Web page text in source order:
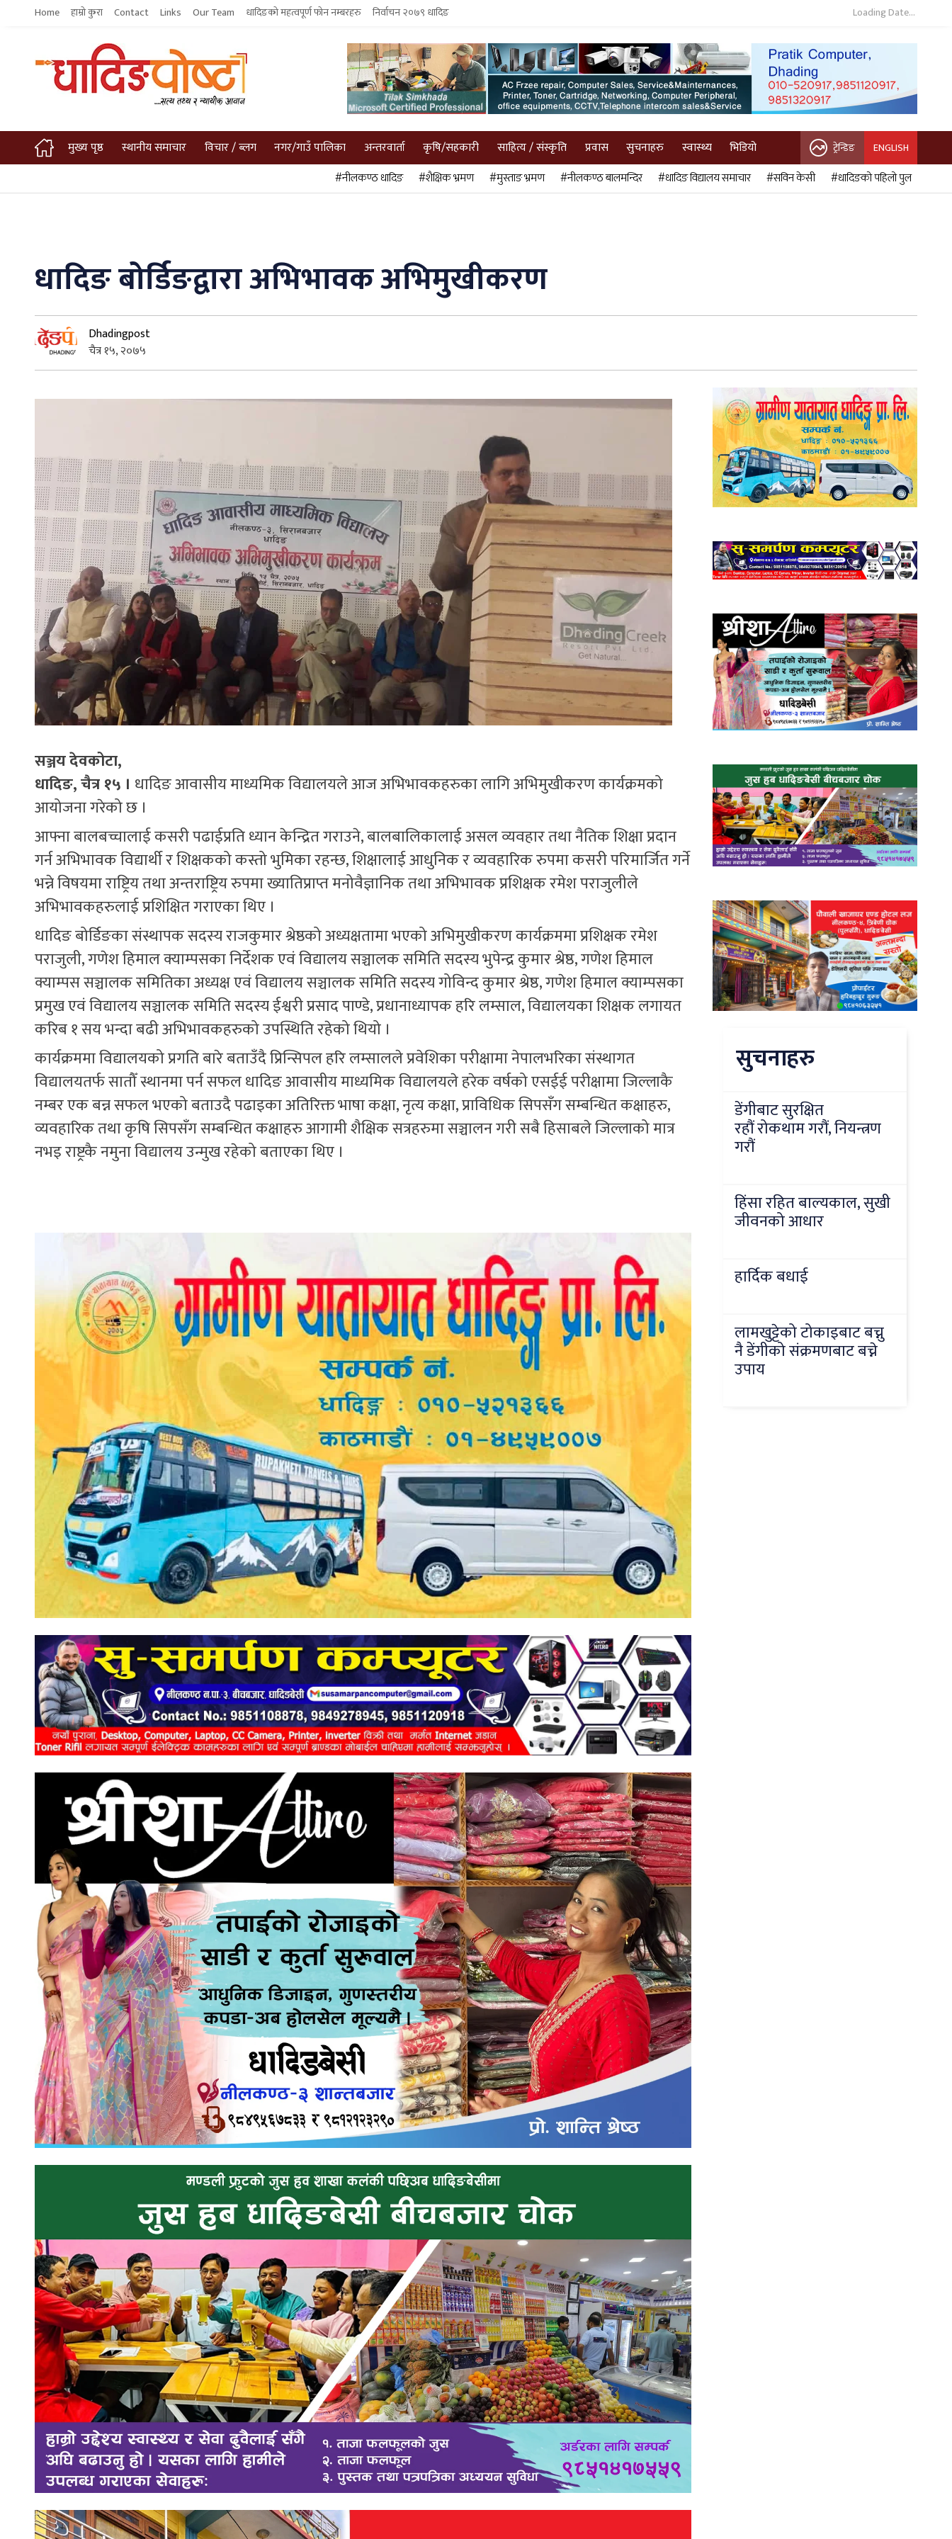
Home हाम्रो कुरा Contact Links Our Team धादिङको महत्वपूर्ण फोन नम्बरहरु निर्वाचन २०७९ धादिङ Loading Date...
मुख्य पृष्ठ स्थानीय समाचार विचार / ब्लग नगर/गाउँ पालिका अन्तरवार्ता कृषि/सहकारी साहित्य / संस्कृति प्रवास सुचनाहरु स्वास्थ्य भिडियो ट्रेन्डिङ ENGLISH
#नीलकण्ठ धादिङ #शैक्षिक भ्रमण #मुस्ताङ भ्रमण #नीलकण्ठ बालमन्दिर #धादिङ विद्यालय समाचार #सविन केसी #धादिङको पहिलो पुल
धादिङ बोर्डिङद्वारा अभिभावक अभिमुखीकरण
Dhadingpost
चैत्र १५, २०७५
सञ्जय देवकोटा,
धादिङ, चैत्र १५ । धादिङ आवासीय माध्यमिक विद्यालयले आज अभिभावकहरुका लागि अभिमुखीकरण कार्यक्रमको
आयोजना गरेको छ ।
आफ्ना बालबच्चालाई कसरी पढाईप्रति ध्यान केन्द्रित गराउने, बालबालिकालाई असल व्यवहार तथा नैतिक शिक्षा प्रदान
गर्न अभिभावक विद्यार्थी र शिक्षकको कस्तो भुमिका रहन्छ, शिक्षालाई आधुनिक र व्यवहारिक रुपमा कसरी परिमार्जित गर्ने
भन्ने विषयमा राष्ट्रिय तथा अन्तराष्ट्रिय रुपमा ख्यातिप्राप्त मनोवैज्ञानिक तथा अभिभावक प्रशिक्षक रमेश पराजुलीले
अभिभावकहरुलाई प्रशिक्षित गराएका थिए ।
धादिङ बोर्डिङका संस्थापक सदस्य राजकुमार श्रेष्ठको अध्यक्षतामा भएको अभिमुखीकरण कार्यक्रममा प्रशिक्षक रमेश
पराजुली, गणेश हिमाल क्याम्पसका निर्देशक एवं विद्यालय सञ्चालक समिति सदस्य भुपेन्द्र कुमार श्रेष्ठ, गणेश हिमाल
क्याम्पस सञ्चालक समितिका अध्यक्ष एवं विद्यालय सञ्चालक समिति सदस्य गोविन्द कुमार श्रेष्ठ, गणेश हिमाल क्याम्पसका
प्रमुख एवं विद्यालय सञ्चालक समिति सदस्य ईश्वरी प्रसाद पाण्डे, प्रधानाध्यापक हरि लम्साल, विद्यालयका शिक्षक लगायत
करिब १ सय भन्दा बढी अभिभावकहरुको उपस्थिति रहेको थियो ।
कार्यक्रममा विद्यालयको प्रगति बारे बताउँदै प्रिन्सिपल हरि लम्सालले प्रवेशिका परीक्षामा नेपालभरिका संस्थागत
विद्यालयतर्फ सातौँ स्थानमा पर्न सफल धादिङ आवासीय माध्यमिक विद्यालयले हरेक वर्षको एसईई परीक्षामा जिल्लाकै
नम्बर एक बन्न सफल भएको बताउदै पढाइका अतिरिक्त भाषा कक्षा, नृत्य कक्षा, प्राविधिक सिपसँग सम्बन्धित कक्षाहरु,
व्यवहारिक तथा कृषि सिपसँग सम्बन्धित कक्षाहरु आगामी शैक्षिक सत्रहरुमा सञ्चालन गरी सबै हिसाबले जिल्लाको मात्र
नभइ राष्ट्रकै नमुना विद्यालय उन्मुख रहेको बताएका थिए ।
सुचनाहरु
डेंगीबाट सुरक्षित
रहौं रोकथाम गरौं, नियन्त्रण
गरौं
हिंसा रहित बाल्यकाल, सुखी
जीवनको आधार
हार्दिक बधाई
लामखुट्टेको टोकाइबाट बच्नु
नै डेंगीको संक्रमणबाट बच्ने
उपाय